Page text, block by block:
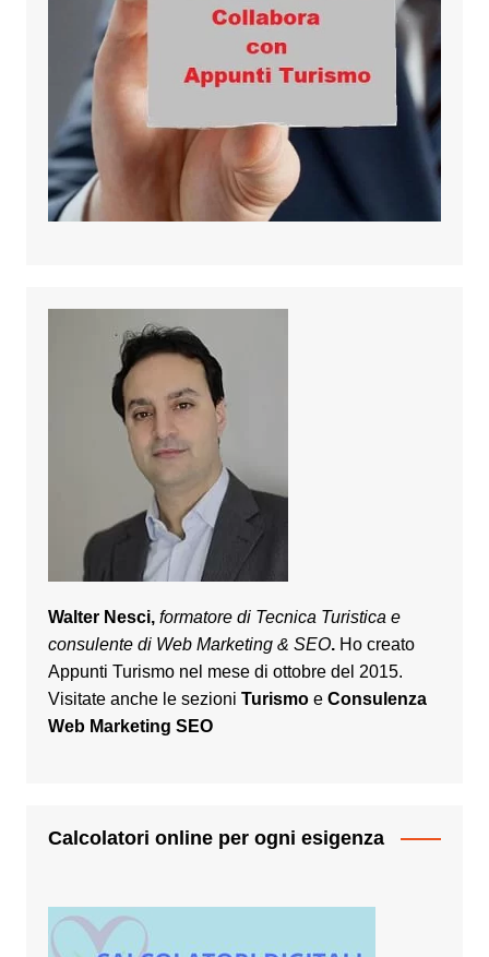
Walter Nesci, formatore di Tecnica Turistica e
consulente di Web Marketing & SEO. Ho creato
Appunti Turismo nel mese di ottobre del 2015.
Visitate anche le sezioni Turismo e Consulenza
Web Marketing SEO
Calcolatori online per ogni esigenza